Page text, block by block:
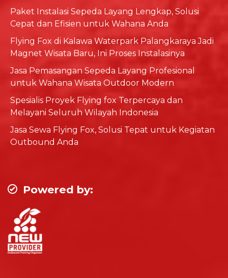
Paket Instalasi Sepeda Layang Lengkap, Solusi
Cepat dan Efisien untuk Wahana Anda
Flying Fox di Kalawa Waterpark Palangkaraya Jadi
Magnet Wisata Baru, Ini Proses Instalasinya
Jasa Pemasangan Sepeda Layang Profesional
untuk Wahana Wisata Outdoor Modern
Spesialis Proyek Flying fox Terpercaya dan
Melayani Seluruh Wilayah Indonesia
Jasa Sewa Flying Fox, Solusi Tepat untuk Kegiatan
Outbound Anda
Powered by: